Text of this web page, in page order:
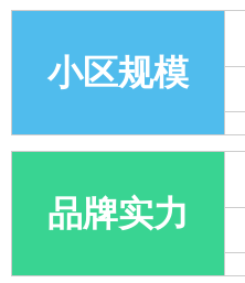
小区规模
品牌实力